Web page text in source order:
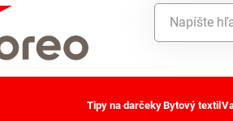
Tipy na darčekyBytový textil